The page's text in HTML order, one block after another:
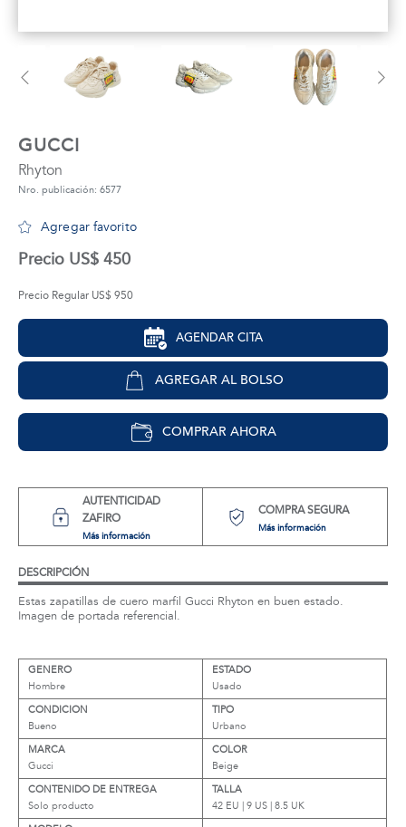
GUCCI
Rhyton
Nro. publicación: 6577
Agregar favorito
Precio US$ 450
Precio Regular US$ 950
AGENDAR CITA
AGREGAR AL BOLSO
COMPRAR AHORA
AUTENTICIDAD
ZAFIRO
Más información
COMPRA SEGURA
Más información
DESCRIPCIÓN
Estas zapatillas de cuero marfil Gucci Rhyton en buen estado.
Imagen de portada referencial.
GENERO
Hombre
ESTADO
Usado
CONDICION
Bueno
TIPO
Urbano
MARCA
Gucci
COLOR
Beige
CONTENIDO DE ENTREGA
Solo producto
TALLA
42 EU | 9 US | 8.5 UK